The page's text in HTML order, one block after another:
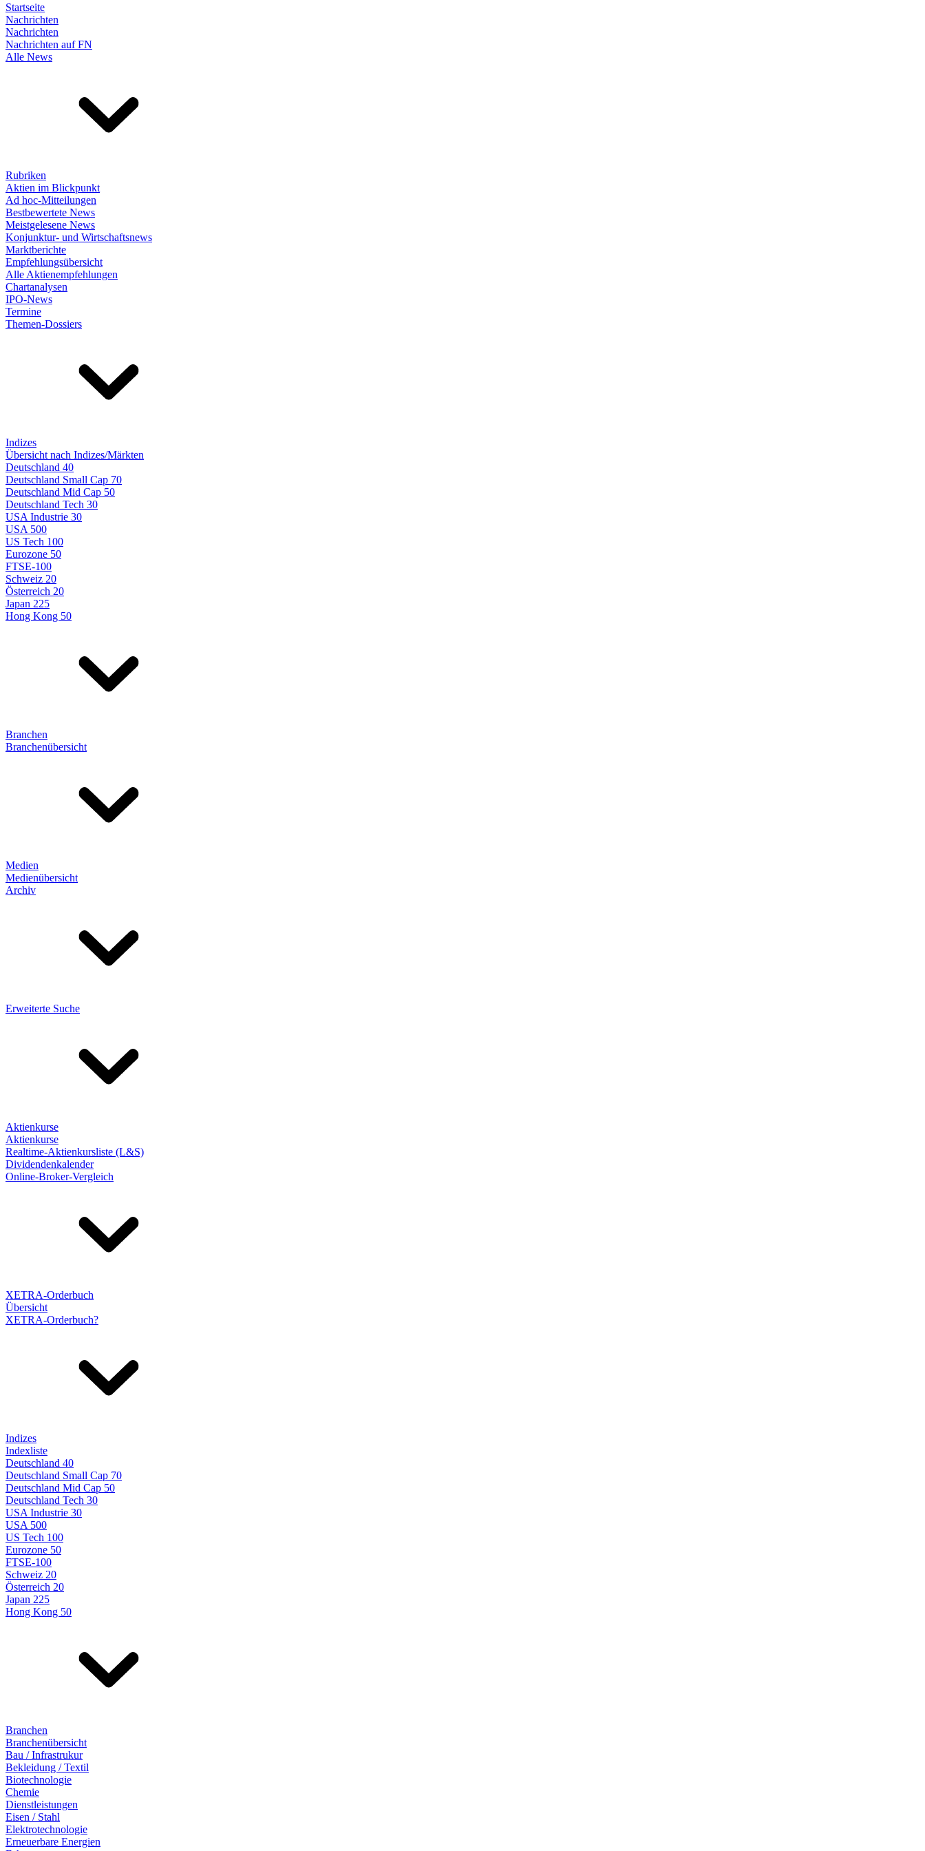
Startseite
Nachrichten
Nachrichten
Nachrichten auf FN
Alle News
Rubriken
Aktien im Blickpunkt
Ad hoc-Mitteilungen
Bestbewertete News
Meistgelesene News
Konjunktur- und Wirtschaftsnews
Marktberichte
Empfehlungsübersicht
Alle Aktienempfehlungen
Chartanalysen
IPO-News
Termine
Themen-Dossiers
Indizes
Übersicht nach Indizes/Märkten
Deutschland 40
Deutschland Small Cap 70
Deutschland Mid Cap 50
Deutschland Tech 30
USA Industrie 30
USA 500
US Tech 100
Eurozone 50
FTSE-100
Schweiz 20
Österreich 20
Japan 225
Hong Kong 50
Branchen
Branchenübersicht
Medien
Medienübersicht
Archiv
Erweiterte Suche
Aktienkurse
Aktienkurse
Realtime-Aktienkursliste (L&S)
Dividendenkalender
Online-Broker-Vergleich
XETRA-Orderbuch
Übersicht
XETRA-Orderbuch?
Indizes
Indexliste
Deutschland 40
Deutschland Small Cap 70
Deutschland Mid Cap 50
Deutschland Tech 30
USA Industrie 30
USA 500
US Tech 100
Eurozone 50
FTSE-100
Schweiz 20
Österreich 20
Japan 225
Hong Kong 50
Branchen
Branchenübersicht
Bau / Infrastrukur
Bekleidung / Textil
Biotechnologie
Chemie
Dienstleistungen
Eisen / Stahl
Elektrotechnologie
Erneuerbare Energien